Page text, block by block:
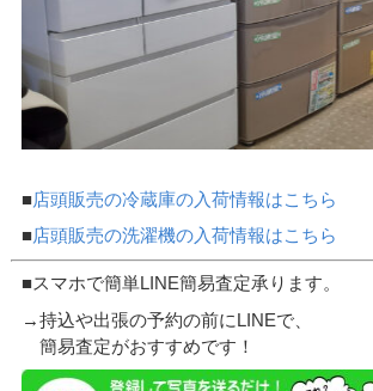
■店頭販売の冷蔵庫の入荷情報はこちら
■店頭販売の洗濯機の入荷情報はこちら
■スマホで簡単LINE簡易査定承ります。
→持込や出張の予約の前にLINEで、
簡易査定がおすすめです！